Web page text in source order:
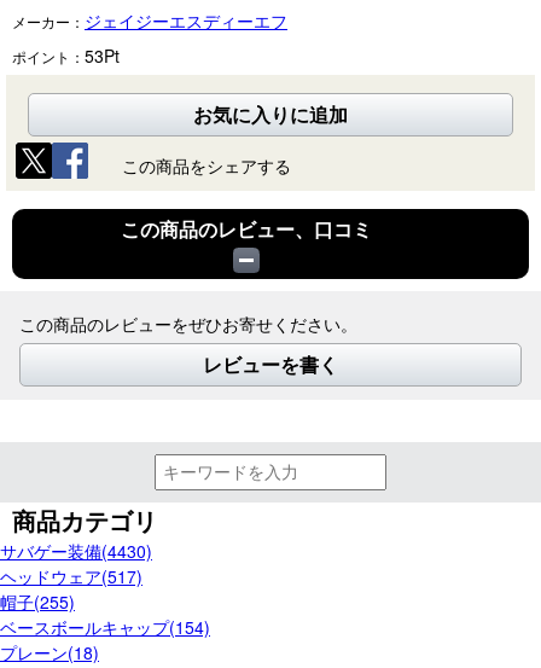
メーカー： ジェイジーエスディーエフ
ポイント： 53Pt
お気に入りに追加
この商品をシェアする
この商品のレビュー、口コミ
この商品のレビューをぜひお寄せください。
レビューを書く
商品カテゴリ
サバゲー装備(4430)
ヘッドウェア(517)
帽子(255)
ベースボールキャップ(154)
プレーン(18)